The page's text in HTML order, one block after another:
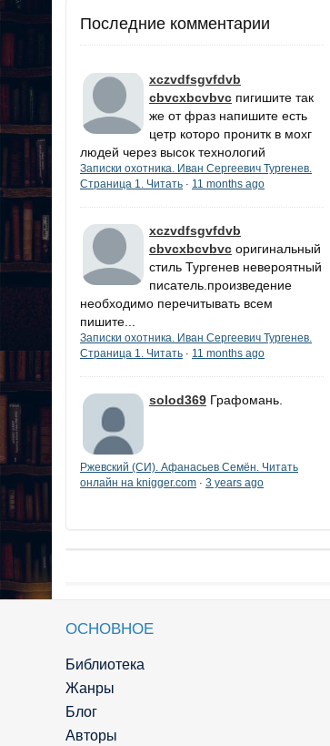
Последние комментарии
xczvdfsgvfdvb
cbvcxbcvbvc пигишите так
же от фраз напишите есть
цетр которо пронитк в мохг
людей через высок технологий
Записки охотника. Иван Сергеевич Тургенев.
Страница 1. Читать · 11 months ago
xczvdfsgvfdvb
cbvcxbcvbvc оригинальный
стиль Тургенев невероятный
писатель.произведение
необходимо перечитывать всем
пишите...
Записки охотника. Иван Сергеевич Тургенев.
Страница 1. Читать · 11 months ago
solod369 Графомань.
Ржевский (СИ). Афанасьев Семён. Читать
онлайн на knigger.com · 3 years ago
ОСНОВНОЕ
Библиотека
Жанры
Блог
Авторы